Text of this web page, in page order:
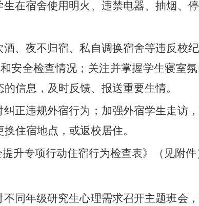
在宿舍使用明火、违禁电器、抽烟、
酒、 夜不归宿、私自调换宿舍等违反校
安全检查情况； 关注并掌握学生寝室
信息，及时反馈、报送重要生情。
正违规外宿行为；加强外宿学生走访，
换住宿地点 ，或返校居住。
升专项行动住宿行为检查表》（见附件
不同年级研究生心理需求召开主题班会